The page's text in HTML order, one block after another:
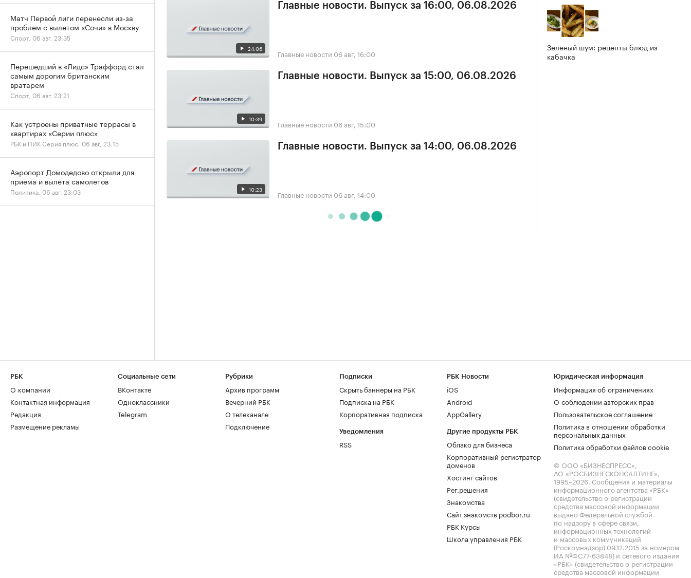
24:06
Главные новости. Выпуск за 16:00, 06.08.2026
Главные новости 06 авг, 16:00
10:39
Главные новости. Выпуск за 15:00, 06.08.2026
Главные новости 06 авг, 15:00
10:23
Главные новости. Выпуск за 14:00, 06.08.2026
Главные новости 06 авг, 14:00
Зеленый шум: рецепты блюд из
кабачка
Матч Первой лиги перенесли из-за
проблем с вылетом «Сочи» в Москву
Спорт, 06 авг, 23:35
Перешедший в «Лидс» Траффорд стал
самым дорогим британским
вратарем
Спорт, 06 авг, 23:21
Как устроены приватные террасы в
квартирах «Серии плюс»
РБК и ПИК Серия плюс, 06 авг, 23:15
Аэропорт Домодедово открыли для
приема и вылета самолетов
Политика, 06 авг, 23:03
РБК
О компании
Контактная информация
Редакция
Размещение рекламы
Социальные сети
ВКонтакте
Одноклассники
Telegram
Рубрики
Архив программ
Вечерний РБК
О телеканале
Подключение
Подписки
Скрыть баннеры на РБК
Подписка на РБК
Корпоративная подписка
Уведомления
RSS
РБК Новости
iOS
Android
AppGallery
Другие продукты РБК
Облако для бизнеса
Корпоративный регистратор
доменов
Хостинг сайтов
Рег.решения
Знакомства
Сайт знакомств podbor.ru
РБК Курсы
Школа управления РБК
Юридическая информация
Информация об ограничениях
О соблюдении авторских прав
Пользовательское соглашение
Политика в отношении обработки
персональных данных
Политика обработки файлов cookie
© ООО «БИЗНЕСПРЕСС»,
АО «РОСБИЗНЕСКОНСАЛТИНГ»,
1995–2026. Сообщения и материалы
информационного агентства «РБК»
(свидетельство о регистрации
средства массовой информации
выдано Федеральной службой
по надзору в сфере связи,
информационных технологий
и массовых коммуникаций
(Роскомнадзор) 09.12.2015 за номером
ИА №ФС77-63848) и сетевого издания
«РБК» (свидетельство о регистрации
средства массовой информации